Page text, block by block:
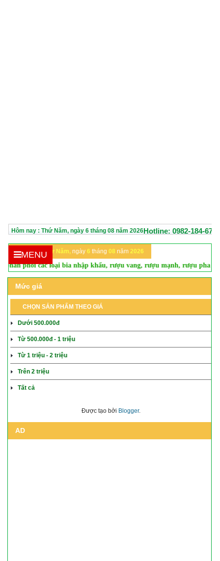
Hôm nay : Thứ Năm, ngày 6tháng08năm 2026Hotline: 0982-184-670
MENU
Hôm nay: Thứ Năm, ngày 6 tháng 08 năm 2026
các loại bia nhập khẩu, rượu vang, rượu mạnh, rượu pha chế... tại
Mức giá
CHỌN SẢN PHẨM THEO GIÁ
Dưới 500.000đ
Từ 500.000đ - 1 triệu
Từ 1 triệu - 2 triệu
Trên 2 triệu
Tất cả
Được tạo bởi Blogger.
AD